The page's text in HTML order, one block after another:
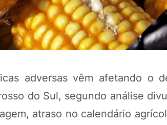
adversas vêm afetando o
do Sul, segundo análise
atraso no calendário